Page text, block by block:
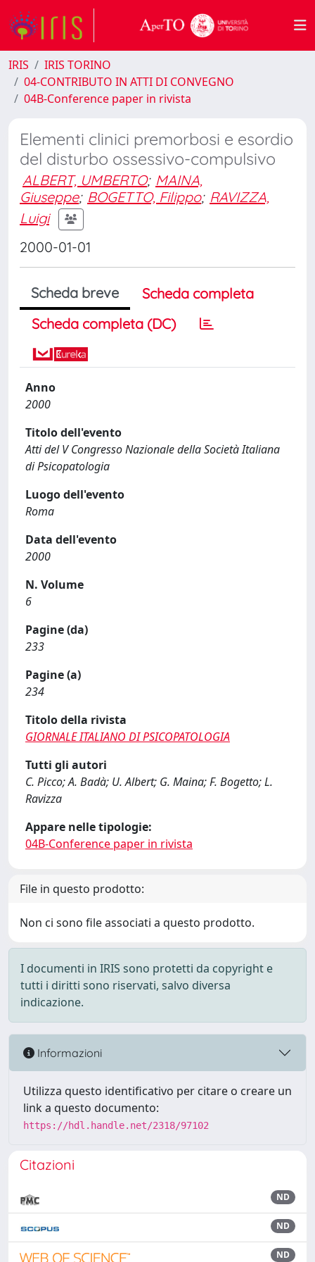
IRIS
IRIS TORINO
04-CONTRIBUTO IN ATTI DI CONVEGNO
04B-Conference paper in rivista
Elementi clinici premorbosi e esordio
del disturbo ossessivo-compulsivo
ALBERT, UMBERTO; MAINA,
Giuseppe; BOGETTO, Filippo; RAVIZZA,
Luigi
2000-01-01
Scheda breve
Scheda completa
Scheda completa (DC)
Anno
2000
Titolo dell'evento
Atti del V Congresso Nazionale della Società Italiana
di Psicopatologia
Luogo dell'evento
Roma
Data dell'evento
2000
N. Volume
6
Pagine (da)
233
Pagine (a)
234
Titolo della rivista
GIORNALE ITALIANO DI PSICOPATOLOGIA
Tutti gli autori
C. Picco; A. Badà; U. Albert; G. Maina; F. Bogetto; L.
Ravizza
Appare nelle tipologie:
04B-Conference paper in rivista
File in questo prodotto:
Non ci sono file associati a questo prodotto.
I documenti in IRIS sono protetti da copyright e
tutti i diritti sono riservati, salvo diversa
indicazione.
Informazioni
Utilizza questo identificativo per citare o creare un
link a questo documento:
https://hdl.handle.net/2318/97102
Citazioni
ND
ND
ND